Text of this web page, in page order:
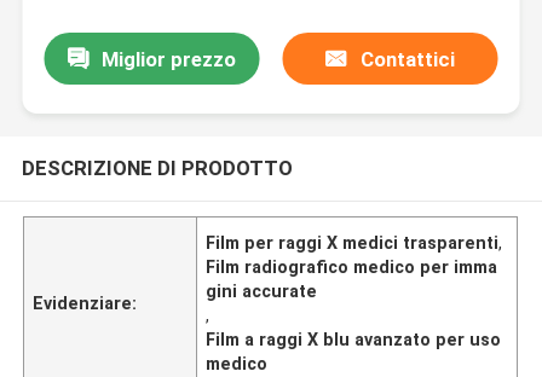
Miglior prezzo Contattici
DESCRIZIONE DI PRODOTTO
Evidenziare:
Film per raggi X medici trasparenti,
Film radiografico medico per imma
gini accurate
,
Film a raggi X blu avanzato per uso
medico